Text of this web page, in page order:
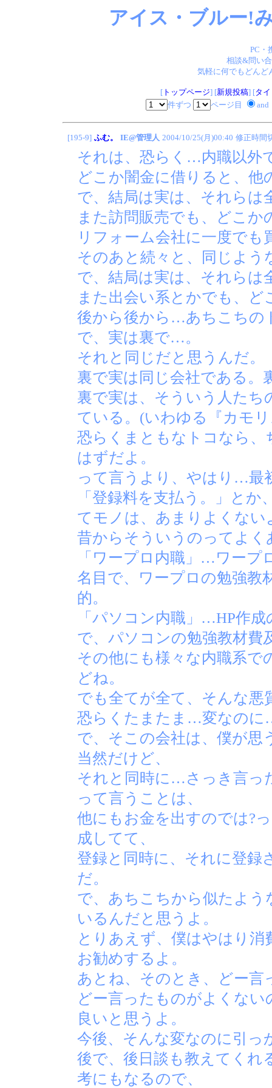
アイス・ブルー!
PC・
相談&問い
気軽に何でもどん
[トップページ] [新規投稿] [タ
件ずつ
ページ目 and
[195-9] ふむ。 IE@管理人 2004/10/25(月)00:40 修正時間
それは、恐らく…内職以外
どこか闇金に借りると、
で、結局は実は、それらは
また訪問販売でも、どこか
リフォーム会社に一度で
そのあと続々と、同じよ
で、結局は実は、それらは
また出会い系とかでも、
後から後から…あちこちの
で、実は裏で…。
それと同じだと思うんだ。
裏で実は同じ会社である。
裏で実は、そういう人たち
ている。(いわゆる『カモ
恐らくまともなトコなら、
はずだよ。
って言うより、やはり…最
「登録料を支払う。」と
てモノは、あまりよくない
昔からそういうのってよく
「ワープロ内職」…ワー
名目で、ワープロの勉強教
的。
「パソコン内職」…HP作
で、パソコンの勉強教材費
その他にも様々な内職系
どね。
でも全てが全て、そんな
恐らくたまたま…変なのに
で、そこの会社は、僕が思
当然だけど、
それと同時に…さっき言っ
って言うことは、
他にもお金を出すのでは?
成してて、
登録と同時に、それに登録
だ。
で、あちこちから似たよ
いるんだと思うよ。
とりあえず、僕はやはり
お勧めするよ。
あとね、そのとき、どー言
どー言ったものがよくな
良いと思うよ。
今後、そんな変なのに引
後で、後日談も教えてくれ
考にもなるので、